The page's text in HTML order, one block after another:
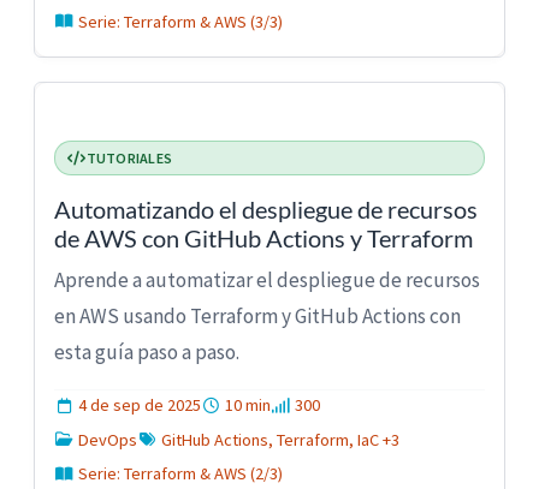
Serie: Terraform & AWS (3/3)
TUTORIALES
Automatizando el despliegue de recursos
de AWS con GitHub Actions y Terraform
Aprende a automatizar el despliegue de recursos
en AWS usando Terraform y GitHub Actions con
esta guía paso a paso.
4 de sep de 2025 10 min
300
DevOps
GitHub Actions, Terraform, IaC +3
Serie: Terraform & AWS (2/3)